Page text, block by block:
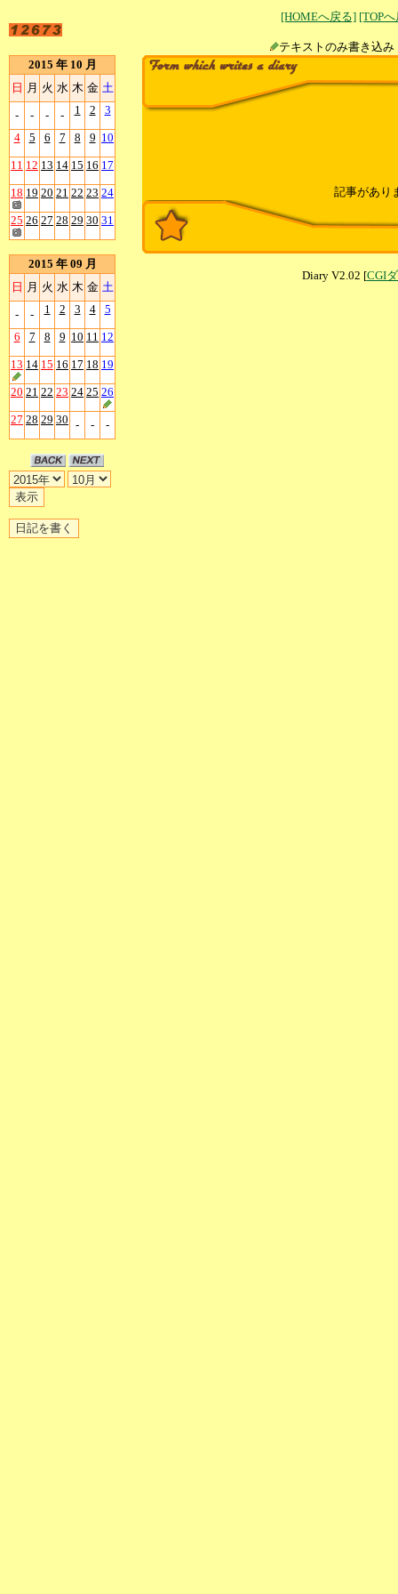
[HOMEへ戻る] [TOP
テキストのみ書
2015 年 10 月
日 月 火 水 木 金 土
- - - - 1 2 3
4 5 6 7 8 9 10
11 12 13 14 15 16 17
18 19 20 21 22 23 24
25 26 27 28 29 30 31
2015 年 09 月
日 月 火 水 木 金 土
- - 1 2 3 4 5
6 7 8 9 10 11 12
13 14 15 16 17 18 19
20 21 22 23 24 25 26
27 28 29 30 - - -
記事があり
Diary V2.02 [CGI